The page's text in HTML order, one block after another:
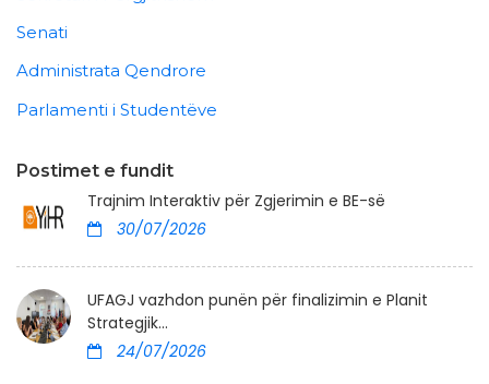
Senati
Administrata Qendrore
Parlamenti i Studentëve
Postimet e fundit
Trajnim Interaktiv për Zgjerimin e BE-së
30/07/2026
UFAGJ vazhdon punën për finalizimin e Planit
Strategjik...
24/07/2026